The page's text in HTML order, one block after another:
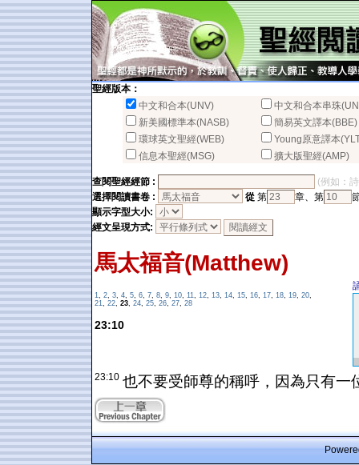
聖經版本：
中文和合本(UNV)
中文和合本串珠
新美國標準本(NASB)
簡易英文譯本(BBE)
環球英文聖經(WEB)
Young原意譯本
信息本聖經(MSG)
擴大版聖經(AMP)
查閱聖經經節 :
(例如：
選擇閱讀書卷 :
從 第 章、第
顯示字型大小:
經文呈現方式:
馬太福音(Matthew)
1, 2, 3, 4, 5, 6, 7, 8, 9, 10, 11, 12, 13, 14, 15, 16, 17, 18, 19, 20,
21, 22, 23, 24, 25, 26, 27, 28
23:10
23:10 也不要受師尊的稱呼，因為只有一